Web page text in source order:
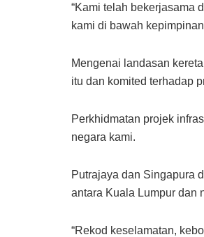
“Kami telah bekerjasama
kami di bawah
Mengenai landasan
itu dan komited terhadap
Perkhidmatan projek
negara kami.
Putrajaya dan Singapura
antara Kuala Lumpur dan
“Rekod keselamatan,